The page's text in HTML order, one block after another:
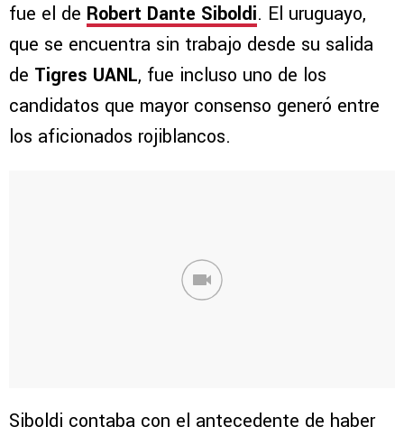
fue el de Robert Dante Siboldi. El uruguayo,
que se encuentra sin trabajo desde su salida
de Tigres UANL, fue incluso uno de los
candidatos que mayor consenso generó entre
los aficionados rojiblancos.
Siboldi contaba con el antecedente de haber